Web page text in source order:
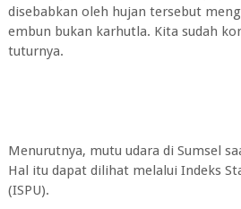
disebabkan oleh hujan tersebut
embun bukan karhutla. Kita sudah
tuturnya.
Menurutnya, mutu udara di Sumsel
Hal itu dapat dilihat melalui Indeks
(ISPU).